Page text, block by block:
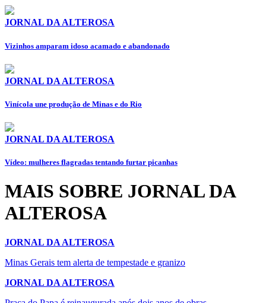
JORNAL DA ALTEROSA
Vizinhos amparam idoso acamado e abandonado
JORNAL DA ALTEROSA
Vinícola une produção de Minas e do Rio
JORNAL DA ALTEROSA
Vídeo: mulheres flagradas tentando furtar picanhas
MAIS SOBRE JORNAL DA
ALTEROSA
JORNAL DA ALTEROSA
Minas Gerais tem alerta de tempestade e granizo
JORNAL DA ALTEROSA